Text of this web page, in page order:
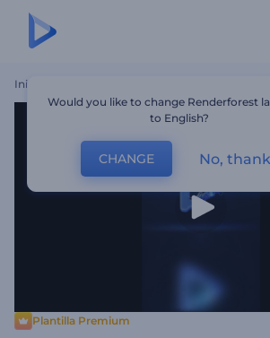
Inicio
Plantilla Premium
Would you like to change Renderforest
to English?
CHANGE No,